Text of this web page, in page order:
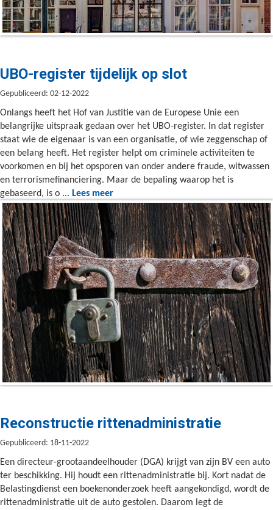
UBO-register tijdelijk op slot
Gepubliceerd: 02-12-2022
Onlangs heeft het Hof van Justitie van de Europese Unie een
belangrijke uitspraak gedaan over het UBO-register. In dat register
staat wie de eigenaar is van een organisatie, of wie zeggenschap of
een belang heeft. Het register helpt om criminele activiteiten te
voorkomen en bij het opsporen van onder andere fraude, witwassen
en terrorismefinanciering. Maar de bepaling waarop het is
gebaseerd, is o ... Lees meer
Reconstructie rittenadministratie
Gepubliceerd: 18-11-2022
Een directeur-grootaandeelhouder (DGA) krijgt van zijn BV een auto
ter beschikking. Hij houdt een rittenadministratie bij. Kort nadat de
Belastingdienst een boekenonderzoek heeft aangekondigd, wordt de
rittenadministratie uit de auto gestolen. Daarom legt de